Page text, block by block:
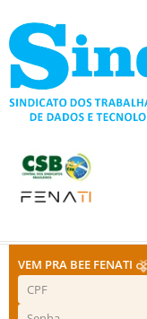
para
conteúdo
VEM PRA BEE FENATI